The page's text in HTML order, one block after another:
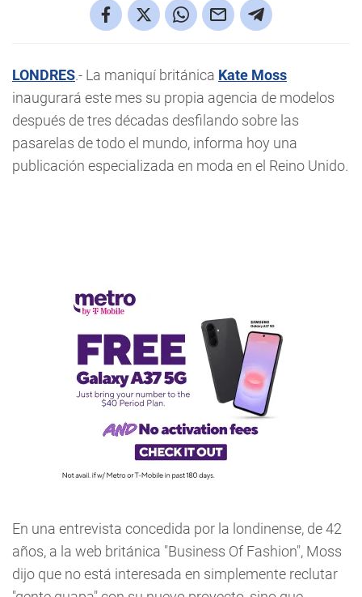
LONDRES.- La maniquí británica Kate Moss
inaugurará este mes su propia agencia de modelos
después de tres décadas desfilando sobre las
pasarelas de todo el mundo, informa hoy una
publicación especializada en moda en el Reino Unido.
En una entrevista concedida por la londinense, de 42
años, a la web británica "Business Of Fashion", Moss
dijo que no está interesada en simplemente reclutar